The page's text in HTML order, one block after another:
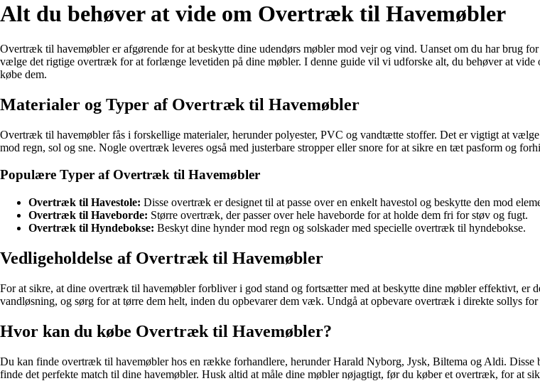
Alt du behøver at vide om Overtræk til Havemøbler
Overtræk til havemøbler er afgørende for at beskytte dine udendørs møbler mod vejr og vind. Uanset om du har brug
vælge det rigtige overtræk for at forlænge levetiden på dine møbler. I denne guide vil vi udforske alt, du behøver at
købe dem.
Materialer og Typer af Overtræk til Havemøbler
Overtræk til havemøbler fås i forskellige materialer, herunder polyester, PVC og vandtætte stoffer. Det er vigtigt at
mod regn, sol og sne. Nogle overtræk leveres også med justerbare stropper eller snore for at sikre en tæt pasform og
Populære Typer af Overtræk til Havemøbler
Overtræk til Havestole: Disse overtræk er designet til at passe over en enkelt havestol og beskytte den mod
Overtræk til Haveborde: Større overtræk, der passer over hele haveborde for at holde dem fri for støv og fugt.
Overtræk til Hyndebokse: Beskyt dine hynder mod regn og solskader med specielle overtræk til hyndebokse.
Vedligeholdelse af Overtræk til Havemøbler
For at sikre, at dine overtræk til havemøbler forbliver i god stand og fortsætter med at beskytte dine møbler effektivt,
vandløsning, og sørg for at tørre dem helt, inden du opbevarer dem væk. Undgå at opbevare overtræk i direkte sollys
Hvor kan du købe Overtræk til Havemøbler?
Du kan finde overtræk til havemøbler hos en række forhandlere, herunder Harald Nyborg, Jysk, Biltema og Aldi.
finde det perfekte match til dine havemøbler. Husk altid at måle dine møbler nøjagtigt, før du køber et overtræk, for at